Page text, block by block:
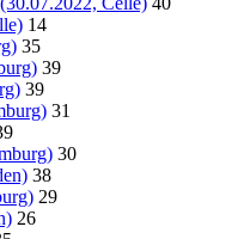
14
35
39
39
31
30
38
29
26